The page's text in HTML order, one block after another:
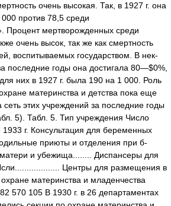
очень высокая. Так, в 1927 г. она
против 78,5 среди
Процент мертворожденных среди
очень высок, так же как смертность
воспитываемых государством. В нек-
последние годы она достигала 80—$0%,
них в 1927 г. была 190 на 1 000. Роль
материнства и детства пока еще
этих учреждений за последние годы
5). Табл. 5. Тип учреждения Число
г. Консультация для беременных
приюты и отделения при б-
и убежища........ Диспансеры для
Центры для размещения в
материнства и младенчества
570 105 В 1930 г. в 26 департаментах